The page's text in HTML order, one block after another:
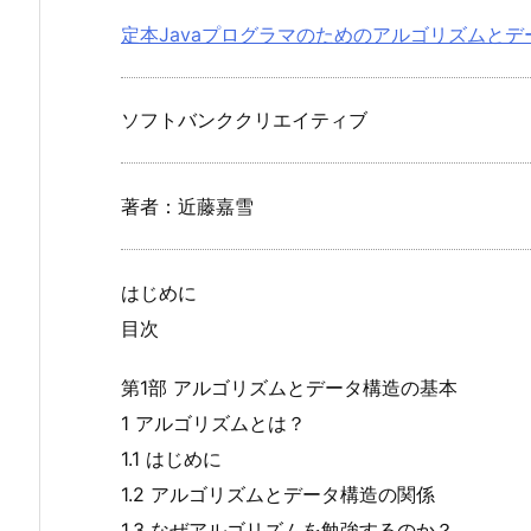
定本Javaプログラマのためのアルゴリズムとデ
ソフトバンククリエイティブ
著者：近藤嘉雪
はじめに
目次
第1部 アルゴリズムとデータ構造の基本
1 アルゴリズムとは？
1.1 はじめに
1.2 アルゴリズムとデータ構造の関係